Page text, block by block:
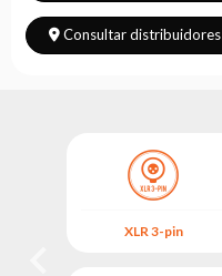
Consultar distribuidores
XLR 3-pin